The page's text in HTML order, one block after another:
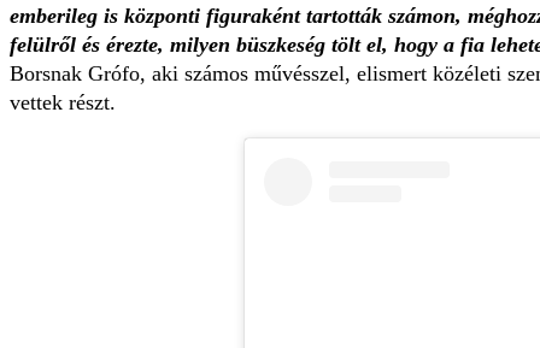
emberileg is központi figuraként tartották számon,
felülről és érezte, milyen büszkeség tölt el, hogy a fia
Borsnak Grófo, aki számos művésszel, elismert közéleti
vettek részt.